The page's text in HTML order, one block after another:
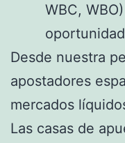
WBC,
Desde nuestra
apostadores
mercados
Las casas de